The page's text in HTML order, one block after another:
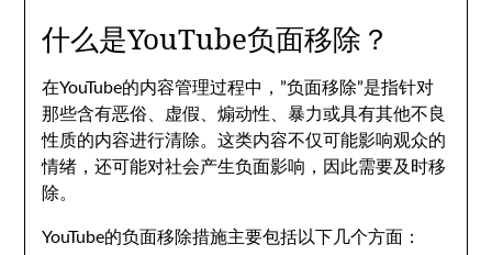
什么是YouTube负面移除？
在YouTube的内容管理过程中，”负面移除”是指针对
那些含有恶俗、虚假、煽动性、暴力或具有其他不良
性质的内容进行清除。这类内容不仅可能影响观众的
情绪，还可能对社会产生负面影响，因此需要及时移
除。
YouTube的负面移除措施主要包括以下几个方面：